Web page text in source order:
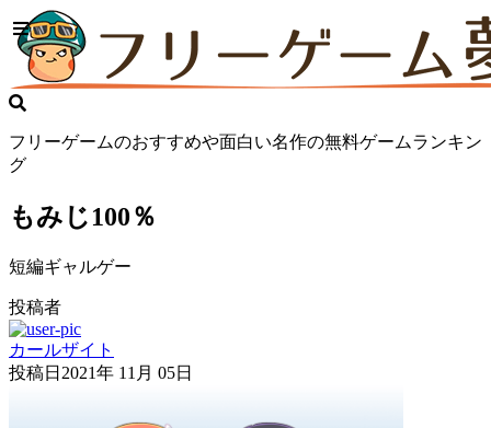
フリーゲームのおすすめや面白い名作の無料ゲームランキン
グ
もみじ100％
短編ギャルゲー
投稿者
カールザイト
投稿日 2021年 11月 05日